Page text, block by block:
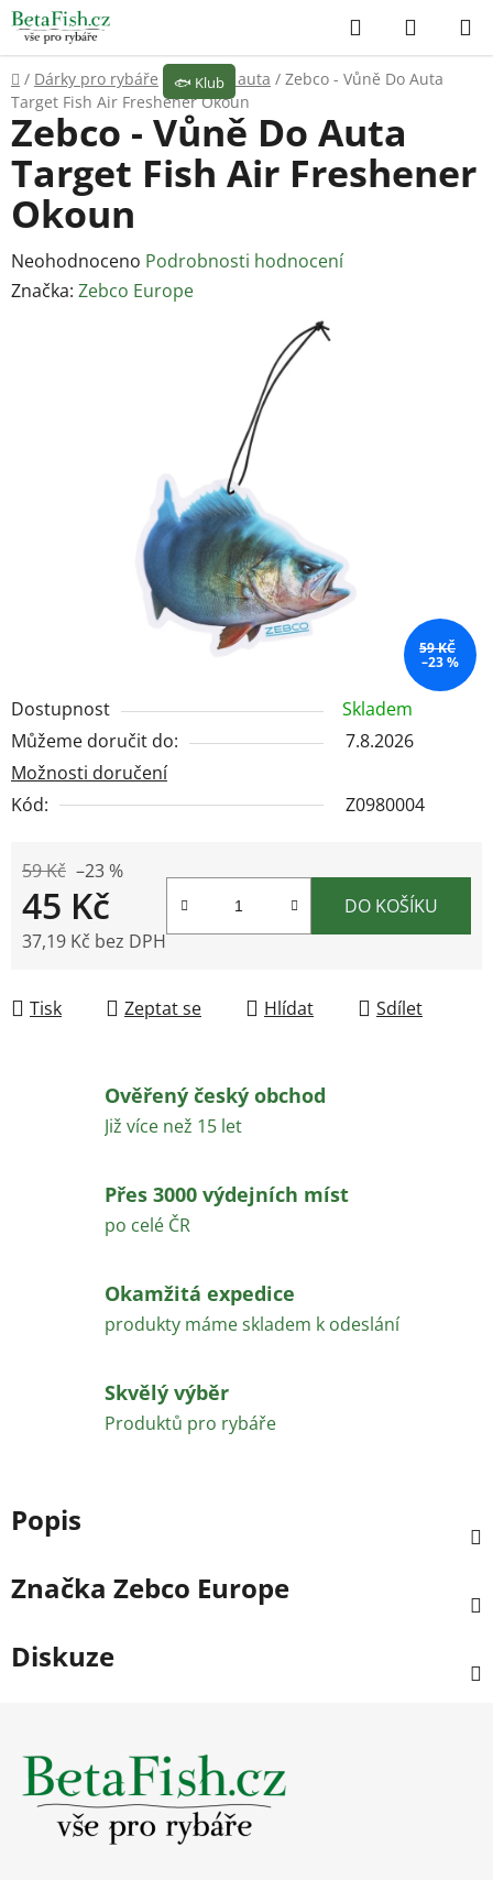
Přejít
na
obsah
Hledat
KOŠÍK
Domů
/ Dárky pro rybáře Vůně do auta / Zebco - Vůně Do Auta
Target Fish Air Freshener Okoun
Dostupnost
Skladem
Můžeme doručit do:
7.8.2026
Možnosti doručení
Kód:
Z0980004
59 Kč –23 %
45 Kč
37,19 Kč bez DPH
DO KOŠÍKU
Tisk Zeptat se Hlídat Sdílet
Zebco - Vůně Do Auta
Target Fish Air Freshener
Okoun
Průměrné
hodnocení
Neohodnoceno Podrobnosti hodnocení
Značka: Zebco Europe
59 KČ
–23 %
Ověřený český obchod
Již více než 15 let
Přes 3000 výdejních míst
po celé ČR
Okamžitá expedice
produkty máme skladem k odeslání
Skvělý výběr
Produktů pro rybáře
Popis
Značka Zebco Europe
Diskuze
🐟 Klub